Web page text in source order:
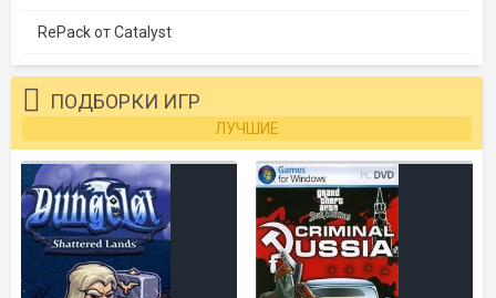
RePack от Catalyst
ПОДБОРКИ ИГР
ЛУЧШИЕ